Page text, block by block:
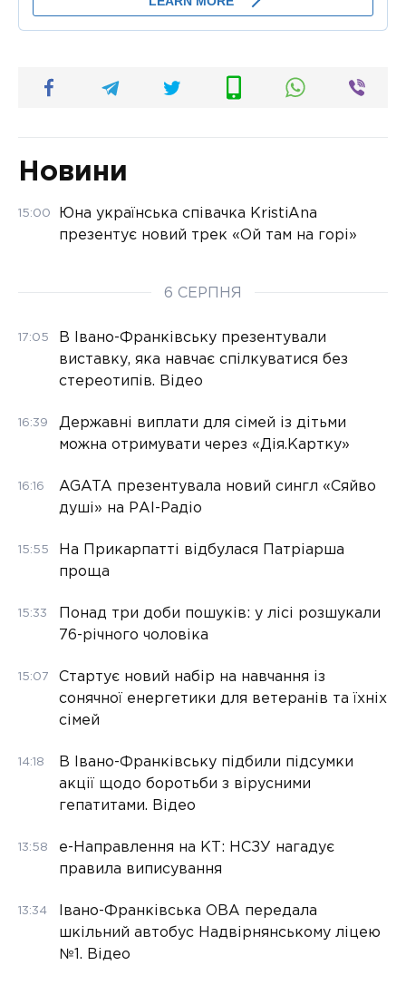
Новини
15:00
Юна українська співачка KristiAna
презентує новий трек «Ой там на горі»
6 СЕРПНЯ
17:05
В Івано-Франківську презентували
виставку, яка навчає спілкуватися без
стереотипів. Відео
16:39
Державні виплати для сімей із дітьми
можна отримувати через «Дія.Картку»
16:16
AGATA презентувала новий сингл «Сяйво
душі» на РАІ-Радіо
15:55
На Прикарпатті відбулася Патріарша
проща
15:33
Понад три доби пошуків: у лісі розшукали
76-річного чоловіка
15:07
Стартує новий набір на навчання із
сонячної енергетики для ветеранів та їхніх
сімей
14:18
В Івано-Франківську підбили підсумки
акції щодо боротьби з вірусними
гепатитами. Відео
13:58
е-Направлення на КТ: НСЗУ нагадує
правила виписування
13:34
Івано-Франківська ОВА передала
шкільний автобус Надвірнянському ліцею
№1. Відео